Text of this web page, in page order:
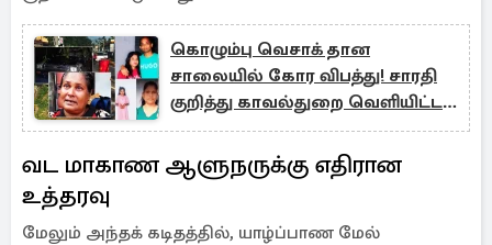
கொழும்பு வெசாக் தான
சாலையில் கோர விபத்து! சாரதி
குறித்து காவல்துறை வெளியிட்ட
தகவல்
வட மாகாண ஆளுநருக்கு எதிரான
உத்தரவு
மேலும் அந்தக் கடிதத்தில், யாழ்ப்பாண மேல்